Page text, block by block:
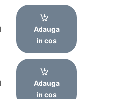
Adauga
in cos
Adauga
in cos